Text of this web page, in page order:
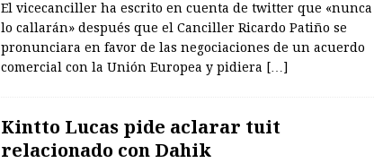
El vicecanciller ha escrito en cuenta de twitter que «nunca
lo callarán» después que el Canciller Ricardo Patiño se
pronunciara en favor de las negociaciones de un acuerdo
comercial con la Unión Europea y pidiera […]
Kintto Lucas pide aclarar tuit
relacionado con Dahik